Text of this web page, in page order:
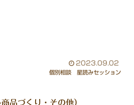
2023.09.02
個別相談 星読みセッション
品づくり・その他）